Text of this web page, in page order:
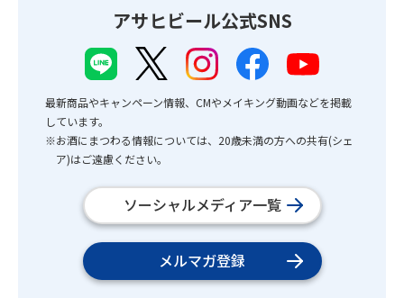
アサヒビール公式SNS
最新商品やキャンペーン情報、CMやメイキング動画などを掲載
しています。
※お酒にまつわる情報については、20歳未満の方への共有(シェ
ア)はご遠慮ください。
ソーシャルメディア一覧
メルマガ登録